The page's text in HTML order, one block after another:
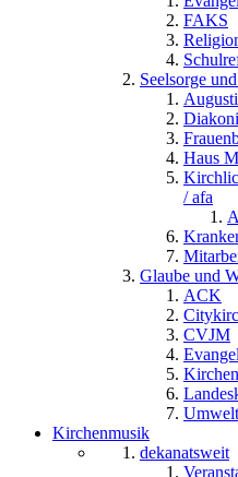
FAKS
Seelsorge
Haus
/ afa
Glaube und
ACK
CVJM
Umwelt
Kirchenmusik
dekanatsweit